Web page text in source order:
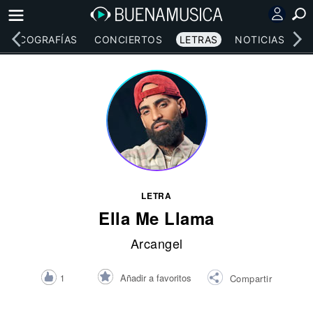
DISCOGRAFÍAS CONCIERTOS LETRAS NOTICIAS
LETRA
Ella Me Llama
Arcangel
1 Añadir a favoritos Compartir